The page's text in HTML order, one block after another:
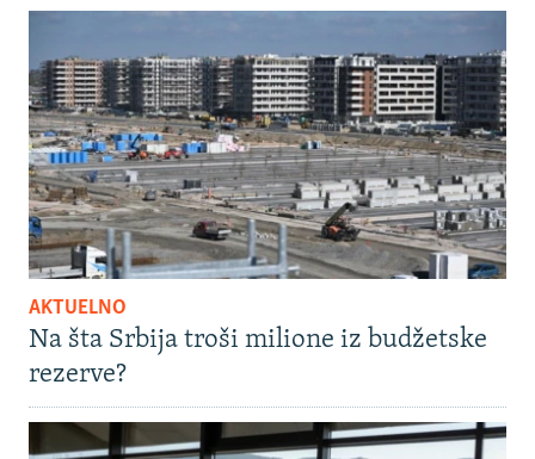
AKTUELNO
Na šta Srbija troši milione iz budžetske
rezerve?